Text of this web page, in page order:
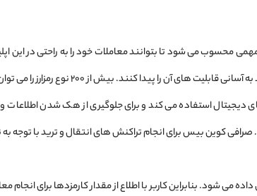
محسوب می ‌شود تا بتوانند معاملات خود را به ‌راحتی در این
کنند. بیش از ۲۰۰ نوع رمزارز را می توان در آن معامله کرد.
دیجیتال استفاده می ‌کند و برای جلوگیری از هک شدن اطلاعات
کوین بیس برای انجام تراکنش ‌های انتقال و ترید با توجه به
‌شود. بنابراین کاربر با اطلاع از مقدار کارمزدها برای انجام